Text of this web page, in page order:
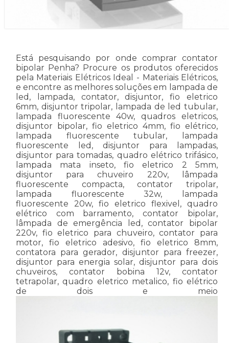
Está pesquisando por onde comprar contator
bipolar Penha? Procure os produtos oferecidos
pela Materiais Elétricos Ideal - Materiais Elétricos,
e encontre as melhores soluções em lampada de
led, lampada, contator, disjuntor, fio eletrico
6mm, disjuntor tripolar, lampada de led tubular,
lampada fluorescente 40w, quadros eletricos,
disjuntor bipolar, fio eletrico 4mm, fio elétrico,
lampada fluorescente tubular, lampada
fluorescente led, disjuntor para lampadas,
disjuntor para tomadas, quadro elétrico trifásico,
lampada mata inseto, fio eletrico 2 5mm,
disjuntor para chuveiro 220v, lâmpada
fluorescente compacta, contator tripolar,
lampada fluorescente 32w, lampada
fluorescente 20w, fio eletrico flexivel, quadro
elétrico com barramento, contator bipolar,
lâmpada de emergência led, contator bipolar
220v, fio eletrico para chuveiro, contator para
motor, fio eletrico adesivo, fio eletrico 8mm,
contatora para gerador, disjuntor para freezer,
disjuntor para energia solar, disjuntor para dois
chuveiros, contator bobina 12v, contator
tetrapolar, quadro eletrico metalico, fio elétrico
de dois e meio